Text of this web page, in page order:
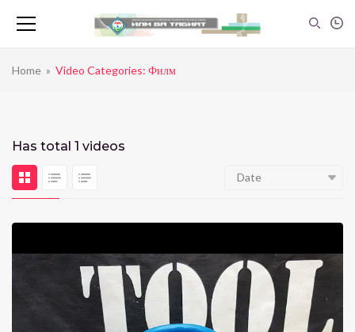
Home » Video Categories: Филм
Has total 1 videos
Date